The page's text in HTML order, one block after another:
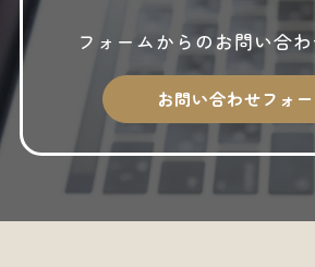
2025年3月
2025年2月
2024年12月
フォームからの お問い合
お問い合わせフォ